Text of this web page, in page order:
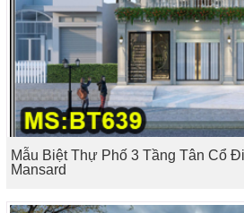
Mẫu Biệt Thự Phố 3 Tầng Tân Cổ
Mansard